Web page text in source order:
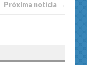
Próxima notí­­cia →